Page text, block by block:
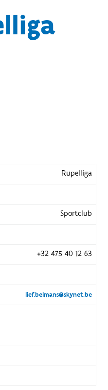
Rupelliga
Sportclub
+32 475 40 12 63
lief.belmans@skynet.be